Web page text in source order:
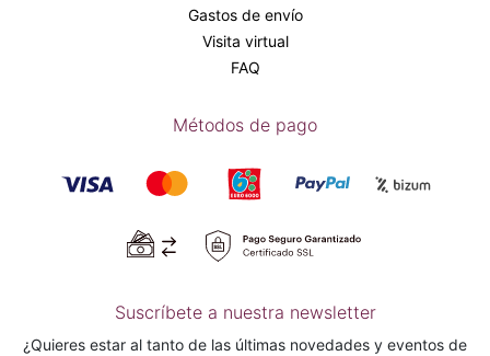
Gastos de envío
Visita virtual
FAQ
Métodos de pago
Suscríbete a nuestra newsletter
¿Quieres estar al tanto de las últimas novedades y eventos de